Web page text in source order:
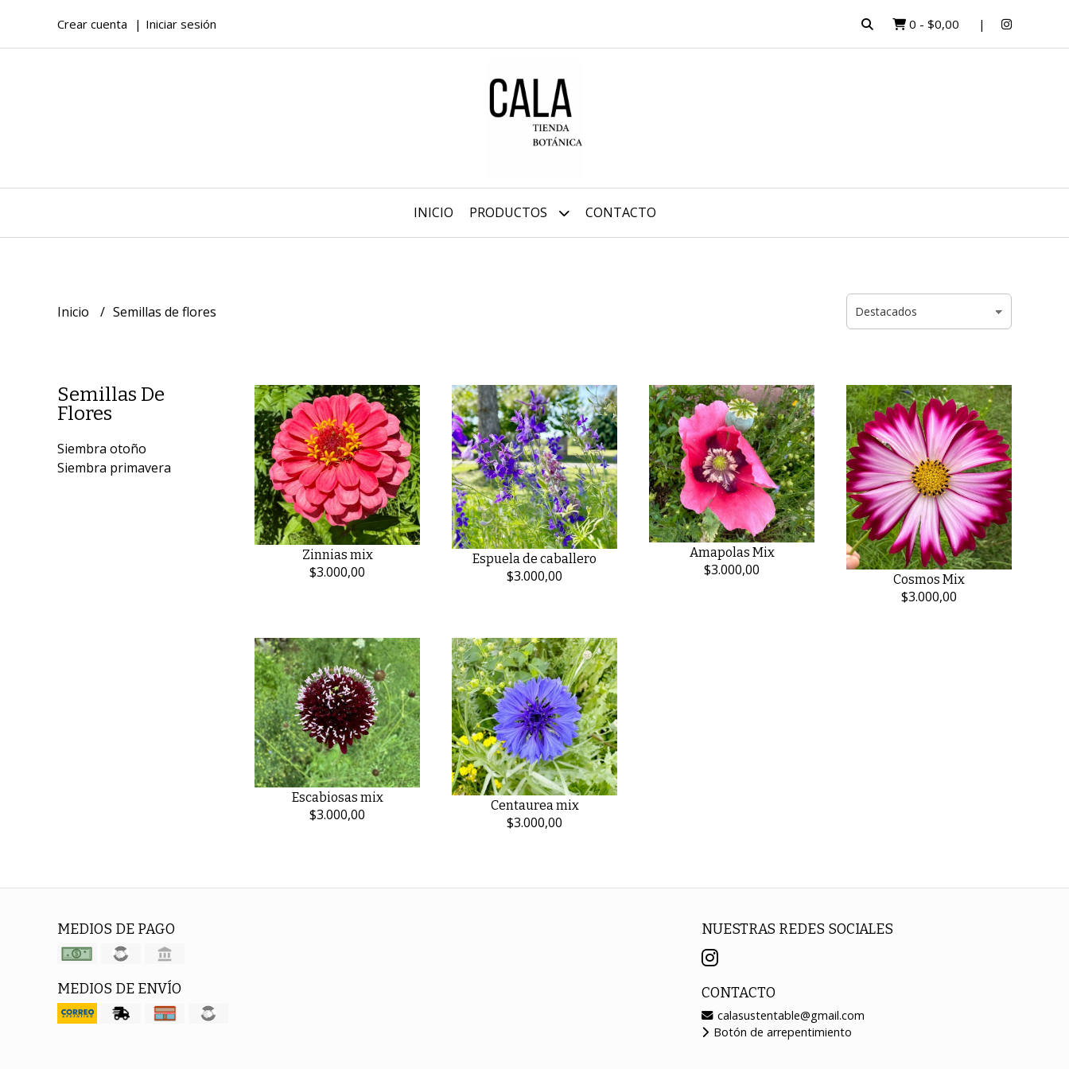
Crear cuenta Iniciar sesión 0 - $0,00
INICIO PRODUCTOS CONTACTO
Inicio Semillas de flores
Semillas De
Flores
Siembra otoño
Siembra primavera
Zinnias mix
$3.000,00
Espuela de caballero
$3.000,00
Amapolas Mix
$3.000,00
Cosmos Mix
$3.000,00
Escabiosas mix
$3.000,00
Centaurea mix
$3.000,00
MEDIOS DE PAGO
MEDIOS DE ENVÍO
NUESTRAS REDES SOCIALES
CONTACTO
calasustentable@gmail.com
Botón de arrepentimiento